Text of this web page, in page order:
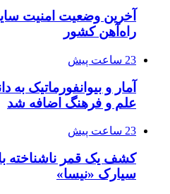
آخرین وضعیت امنیت
راه‌آهن کشور
23 ساعت پیش
آمار و بیوانفورماتیک
علم و فرهنگ اضافه شد
23 ساعت پیش
کشف یک قمر ناشناخته
سیارک «نیسا»